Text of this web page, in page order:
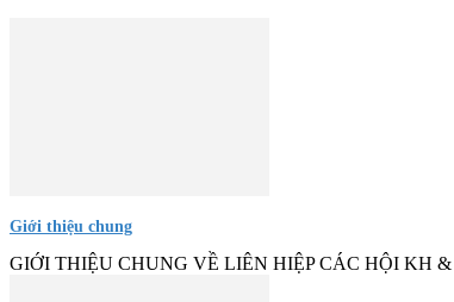
Giới thiệu chung
GIỚI THIỆU CHUNG VỀ LIÊN HIỆP CÁC HỘI KH